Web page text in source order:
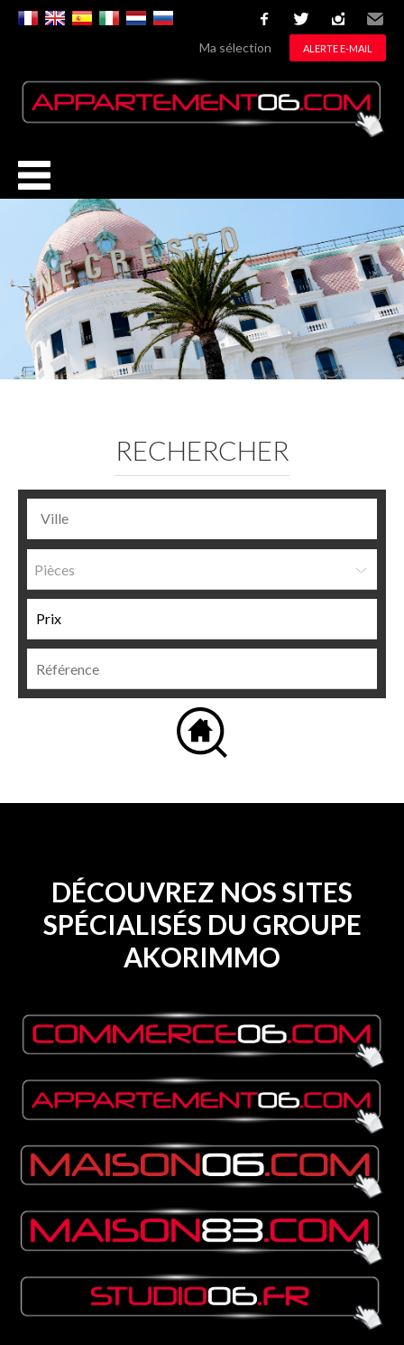
facebooktwitterinstagram
Email
Ma sélection ALERTE E-MAIL
RECHERCHER
Pièces
DÉCOUVREZ NOS SITES
SPÉCIALISÉS DU GROUPE
AKORIMMO